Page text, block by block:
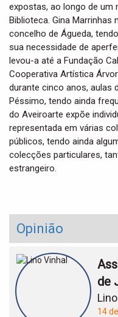
expostas, ao longo de um
Biblioteca. Gina Marrinhas
concelho de Águeda,
sua necessidade de
levou-a até a Fundação
Cooperativa Artística
durante cinco anos, aulas
Péssimo, tendo ainda
do Aveiroarte expõe
representada em várias
públicos, tendo ainda
colecções particulares,
estrangeiro.
Opinião
de
14